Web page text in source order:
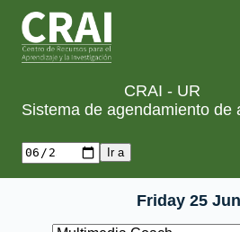
CRAI - UR
Sistema de agendamiento de
Friday 25